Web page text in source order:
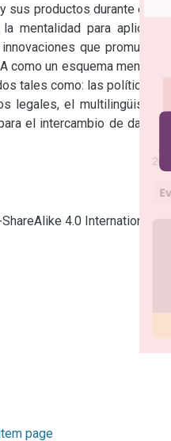
productos durante el ciclo
mentalidad para aplicar los
que promuevan y
un esquema mental que
tales como: las políticas, los
legales, el multilingüismo, la
el intercambio de datos de
4.0 International
page